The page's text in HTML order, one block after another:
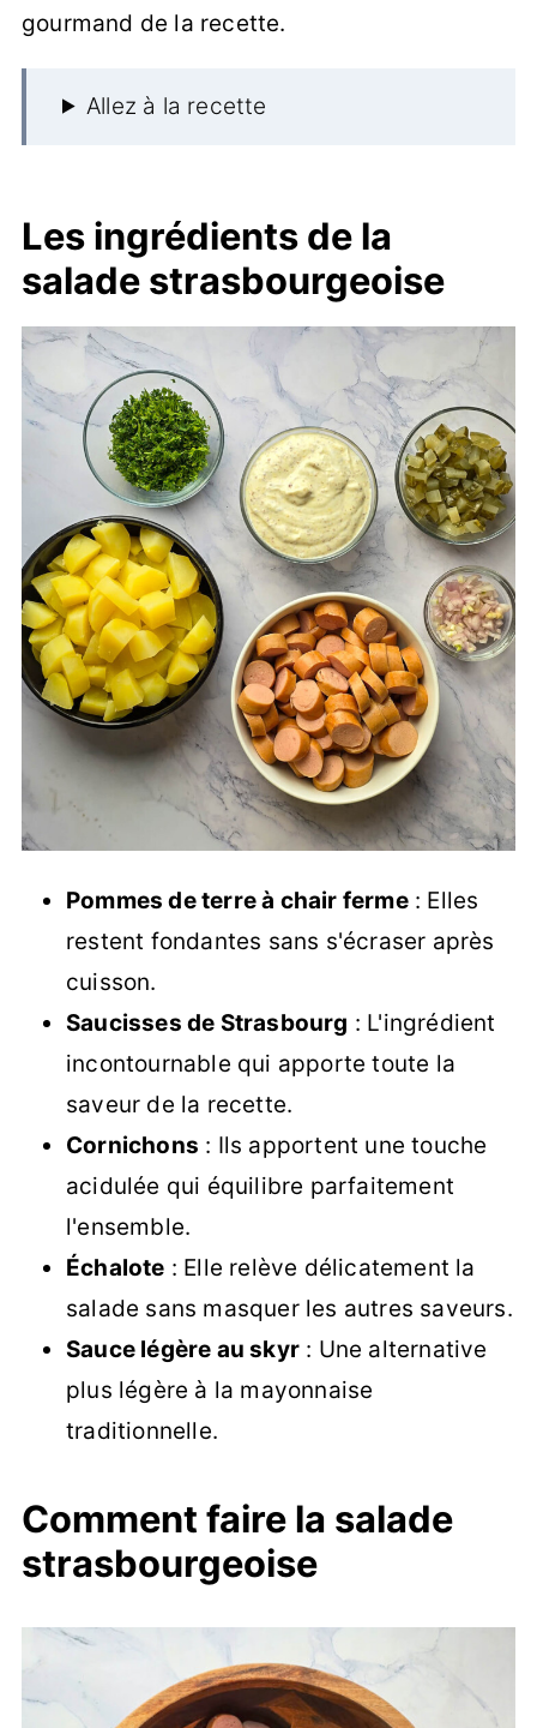
gourmand de la recette.
Allez à la recette
Les ingrédients de la
salade strasbourgeoise
Pommes de terre à chair ferme: Elles
restent fondantes sans s'écraser après
cuisson.
Saucisses de Strasbourg : L'ingrédient
incontournable qui apporte toute la
saveur de la recette.
Cornichons : Ils apportent une touche
acidulée qui équilibre parfaitement
l'ensemble.
Échalote : Elle relève délicatement la
salade sans masquer les autres saveurs.
Sauce légère au skyr: Une alternative
plus légère à la mayonnaise
traditionnelle.
Comment faire la salade
strasbourgeoise